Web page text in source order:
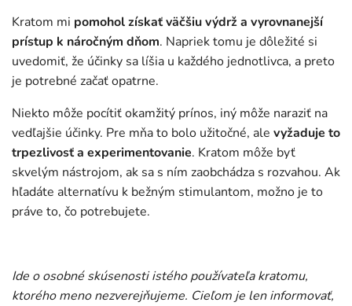
Kratom mi pomohol získať väčšiu výdrž a vyrovnanejší
prístup k náročným dňom. Napriek tomu je dôležité si
uvedomiť, že účinky sa líšia u každého jednotlivca, a preto
je potrebné začať opatrne.
Niekto môže pocítiť okamžitý prínos, iný môže naraziť na
vedľajšie účinky. Pre mňa to bolo užitočné, ale vyžaduje to
trpezlivosť a experimentovanie. Kratom môže byť
skvelým nástrojom, ak sa s ním zaobchádza s rozvahou. Ak
hľadáte alternatívu k bežným stimulantom, možno je to
práve to, čo potrebujete.
Ide o osobné skúsenosti istého používateľa kratomu,
ktorého meno nezverejňujeme. Cieľom je len informovať,